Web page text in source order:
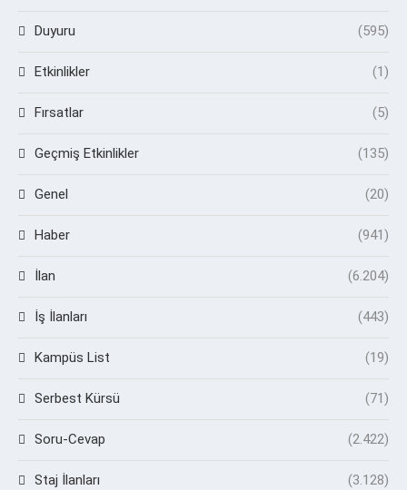
Duyuru (595)
Etkinlikler (1)
Fırsatlar (5)
Geçmiş Etkinlikler (135)
Genel (20)
Haber (941)
İlan (6.204)
İş İlanları (443)
Kampüs List (19)
Serbest Kürsü (71)
Soru-Cevap (2.422)
Staj İlanları (3.128)